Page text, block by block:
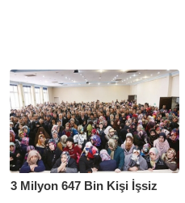
3 Milyon 647 Bin Kişi İşsiz